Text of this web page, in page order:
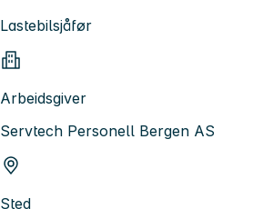
Lastebilsjåfør
Arbeidsgiver
Servtech Personell Bergen AS
Sted